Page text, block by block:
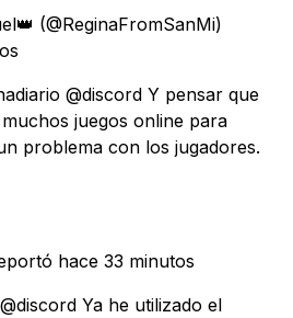
(@ReginaFromSanMi)
@discord Y pensar que
juegos online para
problema con los jugadores.
hace 33 minutos
Ya he utilizado el